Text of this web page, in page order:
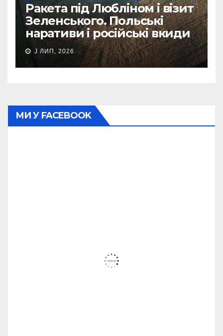
Ракета під Любліном і візит
Зеленського. Польські
наративи і російські вкиди
J ЛИП, 2026
МИ У FACEBOOK